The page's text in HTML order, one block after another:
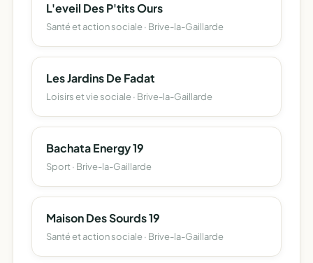
L'eveil Des P'tits Ours
Santé et action sociale · Brive-la-Gaillarde
Les Jardins De Fadat
Loisirs et vie sociale · Brive-la-Gaillarde
Bachata Energy 19
Sport · Brive-la-Gaillarde
Maison Des Sourds 19
Santé et action sociale · Brive-la-Gaillarde